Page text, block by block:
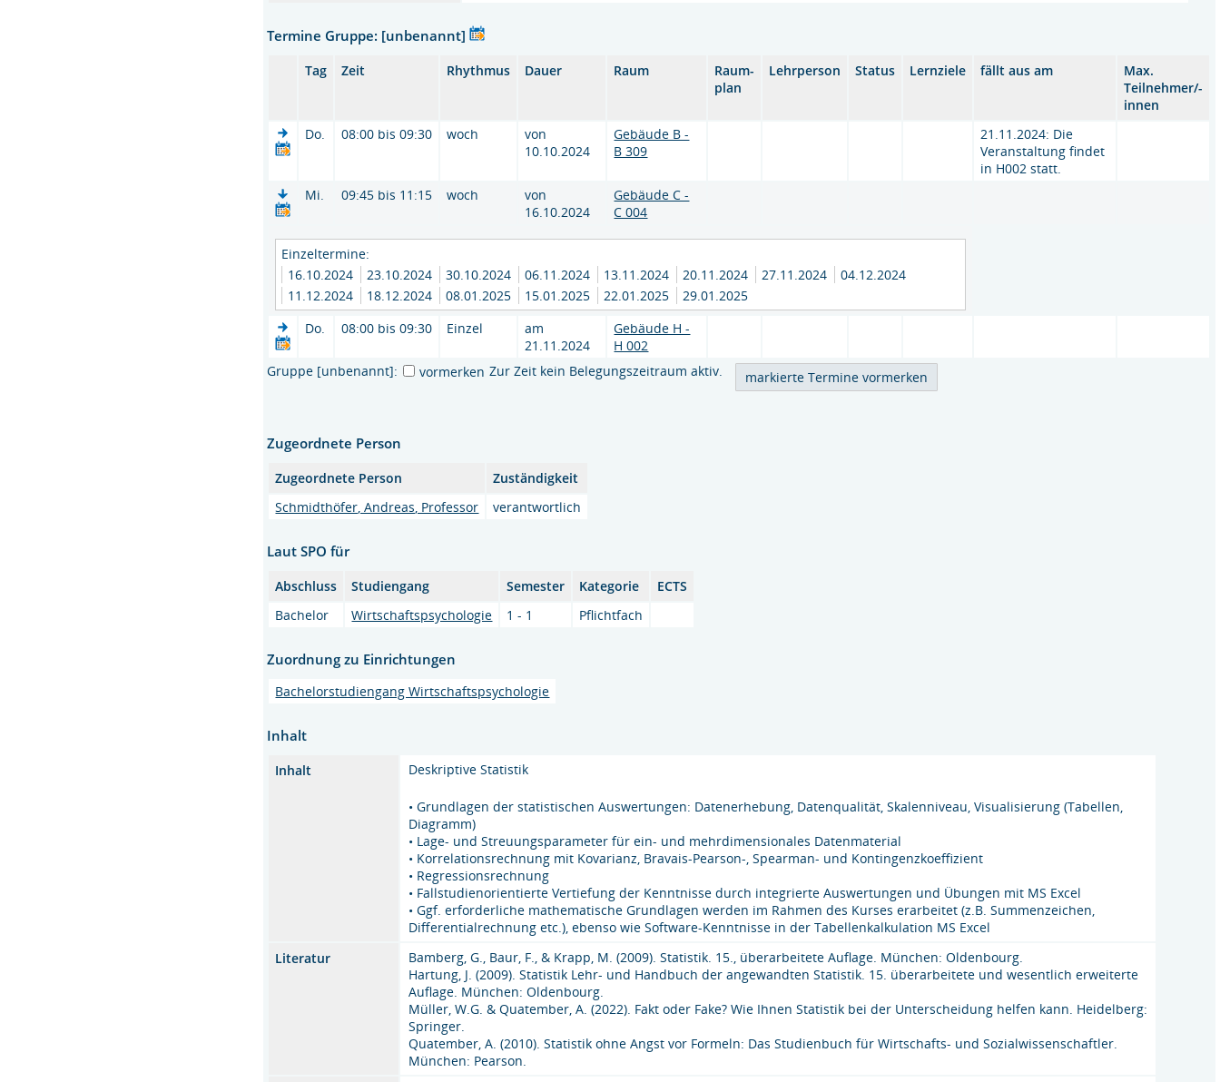
Termine Gruppe: [unbenannt]
Tag Zeit Rhythmus Dauer Raum
Raum-
plan
Lehrperson Status Lernziele fällt aus am
Max.
Teilnehmer/-
innen
Do.
08:00 bis 09:30 woch
von
10.10.2024
Gebäude B -
B 309
21.11.2024: Die
Veranstaltung findet
in H002 statt.
Mi.
09:45 bis 11:15 woch
von
16.10.2024
Gebäude C -
C 004
Einzeltermine:
16.10.2024
23.10.2024 30.10.2024 06.11.2024 13.11.2024 20.11.2024 27.11.2024
04.12.2024
11.12.2024
18.12.2024 08.01.2025 15.01.2025 22.01.2025
29.01.2025
Do.
08:00 bis 09:30 Einzel
am
21.11.2024
Gebäude H -
H 002
Gruppe [unbenannt]:
vormerken Zur Zeit kein Belegungszeitraum aktiv.
Zugeordnete Person
Zugeordnete Person
Zuständigkeit
Schmidthöfer, Andreas, Professor
verantwortlich
Laut SPO für
Abschluss Studiengang Semester Kategorie
ECTS
Bachelor
Wirtschaftspsychologie 1 - 1 Pflichtfach
Zuordnung zu Einrichtungen
Bachelorstudiengang Wirtschaftspsychologie
Inhalt
Inhalt Deskriptive Statistik
• Grundlagen der statistischen Auswertungen: Datenerhebung, Datenqualität, Skalenniveau, Visualisierung (Tabellen,
Diagramm)
• Lage- und Streuungsparameter für ein- und mehrdimensionales Datenmaterial
• Korrelationsrechnung mit Kovarianz, Bravais-Pearson-, Spearman- und Kontingenzkoeffizient
• Regressionsrechnung
• Fallstudienorientierte Vertiefung der Kenntnisse durch integrierte Auswertungen und Übungen mit MS Excel
• Ggf. erforderliche mathematische Grundlagen werden im Rahmen des Kurses erarbeitet (z.B. Summenzeichen,
Differentialrechnung etc.), ebenso wie Software-Kenntnisse in der Tabellenkalkulation MS Excel
Literatur
Bamberg, G., Baur, F., & Krapp, M. (2009). Statistik. 15., überarbeitete Auflage. München: Oldenbourg.
Hartung, J. (2009). Statistik Lehr- und Handbuch der angewandten Statistik. 15. überarbeitete und wesentlich erweiterte
Auflage. München: Oldenbourg.
Müller, W.G. & Quatember, A. (2022). Fakt oder Fake? Wie Ihnen Statistik bei der Unterscheidung helfen kann. Heidelberg:
Springer.
Quatember, A. (2010). Statistik ohne Angst vor Formeln: Das Studienbuch für Wirtschafts- und Sozialwissenschaftler.
München: Pearson.